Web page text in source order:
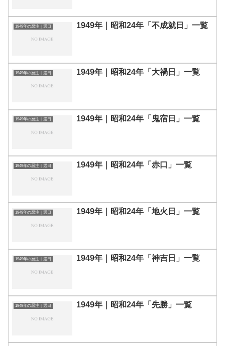
1949年の暦注｜選日 1949年｜昭和24年「不成就日」一覧
1949年の暦注｜選日 1949年｜昭和24年「大禍日」一覧
1949年の暦注｜選日 1949年｜昭和24年「鬼宿日」一覧
1949年の暦注｜選日 1949年｜昭和24年「赤口」一覧
1949年の暦注｜選日 1949年｜昭和24年「地火日」一覧
1949年の暦注｜選日 1949年｜昭和24年「神吉日」一覧
1949年の暦注｜選日 1949年｜昭和24年「先勝」一覧